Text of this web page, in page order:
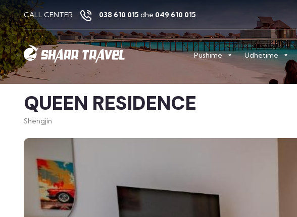
CALL CENTER 038 610 015 dhe 049 610 015
Pushime Udhëtime
QUEEN RESIDENCE
Shengjin